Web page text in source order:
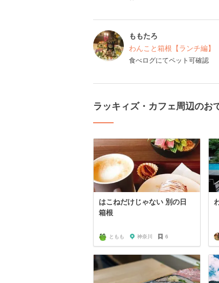
ももたろ
わんこと箱根【ランチ編】
食べログにてペット可確認
ラッキィズ・カフェ周辺のお
はこねだけじゃない 別の日
箱根
ともも 神奈川 6